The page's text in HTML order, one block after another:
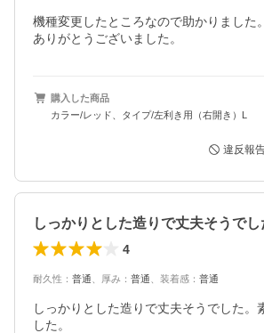
機種変更したところなので助かりました。
ありがとうございました。
購入した商品
カラー/レッド、タイプ/左利き用（右開き）L
違反報
4
耐久性 ： 普通 厚み ： 普通 装着感 ： 普通
しっかりとした造りで丈夫そうでした。
した。